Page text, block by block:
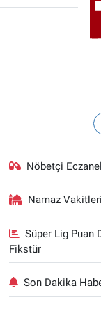
Nöbetçi
Namaz Vakitleri
Süper Lig Puan
Fikstür
Son Dakika